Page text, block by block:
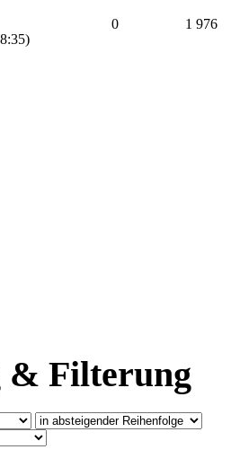
0 1 976
& Filterung